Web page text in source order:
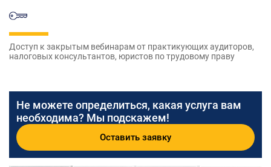
Доступ к закрытым вебинарам от практикующих аудиторов,
налоговых консультантов, юристов по трудовому праву
Не можете определиться, какая услуга вам
необходима? Мы подскажем!
Оставить заявку